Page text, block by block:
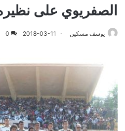
الصفريوي على
يوسف مسكين 2018-03-11
0